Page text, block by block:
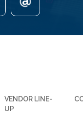
VENDOR LINE-
UP